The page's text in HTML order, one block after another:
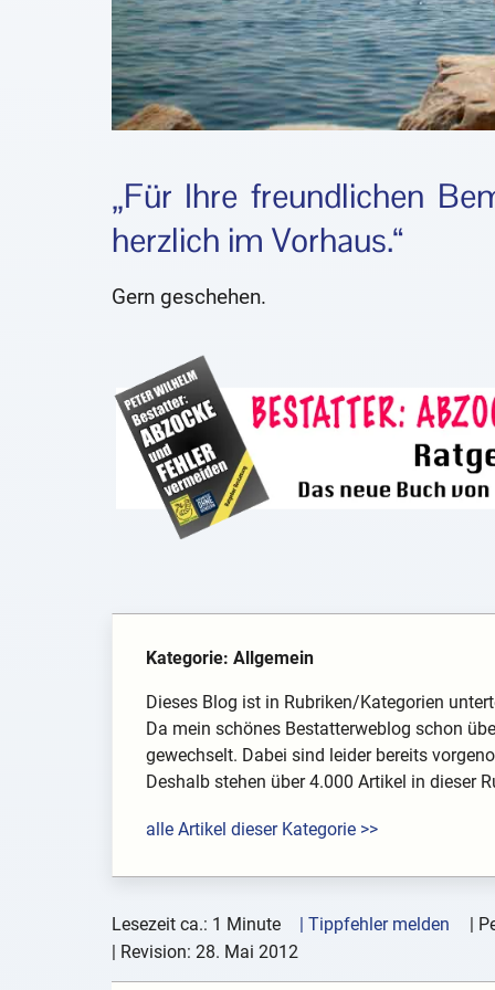
„Für Ihre freundlichen
herzlich im Vorhaus.“
Gern geschehen.
Kategorie: Allgemein
Dieses Blog ist in Rubriken/Kategorien
Da mein schönes Bestatterweblog schon
gewechselt. Dabei sind leider bereits
Deshalb stehen über 4.000 Artikel in dieser
alle Artikel dieser Kategorie >>
Lesezeit ca.: 1 Minute | Tippfehler melden
| Revision: 28. Mai 2012